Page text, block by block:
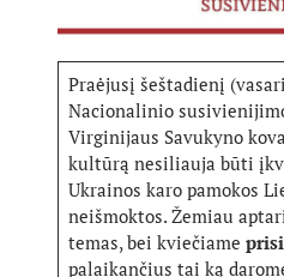
Praėjusį šeštadienį
Nacionalinio
Virginijaus Savukyno
kultūrą nesiliauja būti
Ukrainos karo pamokos
neišmoktos. Žemiau
temas, bei kviečiame
palaikančius tai ką